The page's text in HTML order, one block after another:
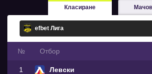
Класиране
№ Oтбор
1 Левски